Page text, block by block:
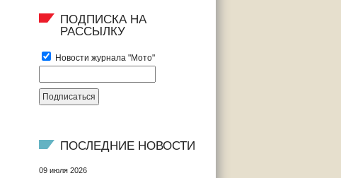
ПОДПИСКА НА
РАССЫЛКУ
Новости журнала "Мото"
ПОСЛЕДНИЕ НОВОСТИ
09 июля 2026